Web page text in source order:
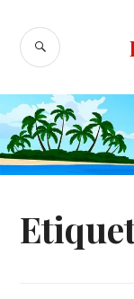
contenido
BUSCAR